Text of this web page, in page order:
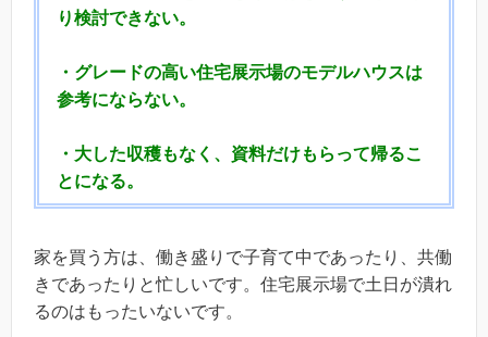
り検討できない。
・グレードの高い住宅展示場のモデルハウスは
参考にならない。
・大した収穫もなく、資料だけもらって帰るこ
とになる。
家を買う方は、働き盛りで子育て中であったり、共働
きであったりと忙しいです。住宅展示場で土日が潰れ
るのはもったいないです。